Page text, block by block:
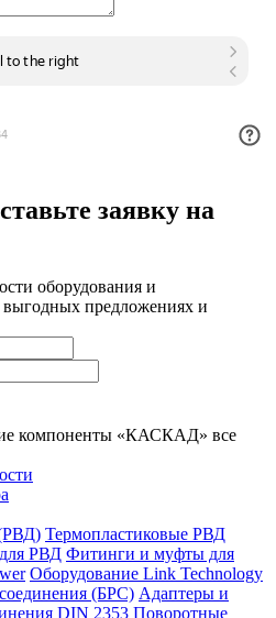
заявку на
оборудования и
предложениях и
компоненты «КАСКАД» все
Термопластиковые РВД
РВД Фитинги и муфты для
Оборудование Link Technology
(БРС) Адаптеры и
DIN 2353 Поворотные